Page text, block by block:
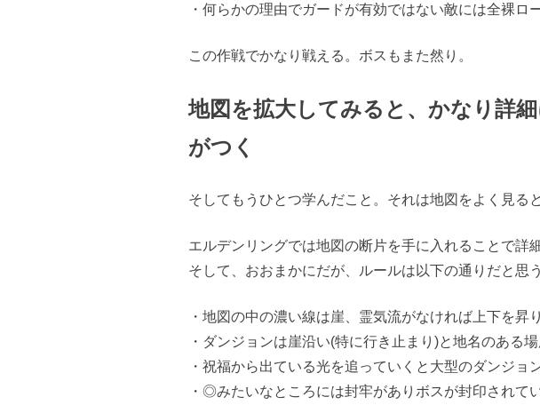
・何らかの理由でガードが有効ではない敵には全裸ロ
この作戦でかなり戦える。ボスもまた然り。
地図を拡大してみると、かなり詳
がつく
そしてもうひとつ学んだこと。それは地図をよく見る
エルデンリングでは地図の断片を手に入れることで詳
そして、おおまかにだが、ルールは以下の通りだと思う
・地図の中の濃い線は崖、霊気流がなければ上下を昇
・ダンジョンは崖沿い(特に行き止まり)と地名のある
・祝福から出ている光を追っていくと大型のダンジョ
・◎みたいなところには封牢がありボスが封印されて